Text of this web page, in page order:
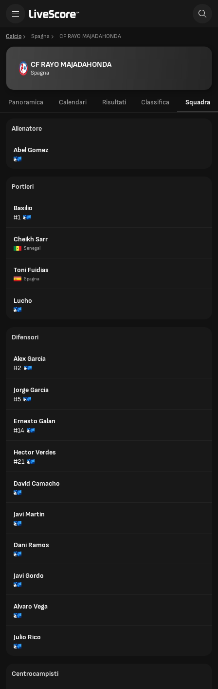
Calcio Spagna CF RAYO MAJADAHONDA
CF RAYO MAJADAHONDA
Spagna
Panoramica Calendari Risultati Classifica Squadra
Allenatore
Abel Gomez
Portieri
Basilio
#1
Cheikh Sarr
Senegal
Toni Fuidias
Spagna
Lucho
Difensori
Alex Garcia
#2
Jorge Garcia
#5
Ernesto Galan
#14
Hector Verdes
#21
David Camacho
Javi Martin
Dani Ramos
Javi Gordo
Alvaro Vega
Julio Rico
Centrocampisti